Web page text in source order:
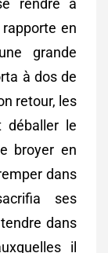
rendre à
rapporte en
grande
à dos de
retour, les
déballer le
broyer en
dans
ses
dans
il